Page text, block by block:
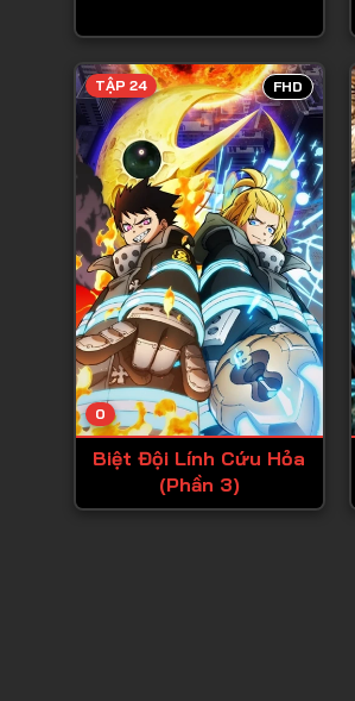
FHD
0
TẬP 24
Biệt Đội Lính Cứu Hỏa
(Phần 3)